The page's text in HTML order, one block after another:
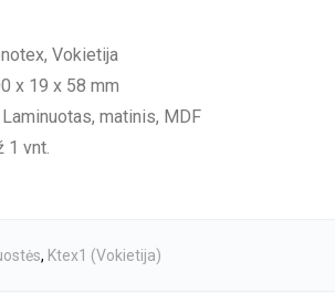
Vokietija
x 19 x 58 mm
matinis, MDF
1 vnt.
, Ktex1 (Vokietija)